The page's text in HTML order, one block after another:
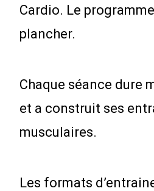
Cardio. Le
plancher.
Chaque séance dure
et a construit ses
musculaires.
Les formats